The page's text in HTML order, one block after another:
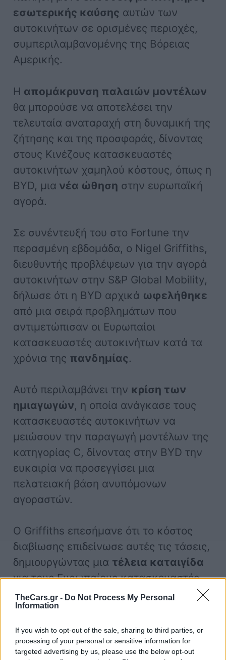
TheCars.gr - Do Not Process My Personal
Information
If you wish to opt-out of the sale, sharing to third parties, or
processing of your personal or sensitive information for
targeted advertising by us, please use the below opt-out
εσωτερικής καύσης αυτών των
αυτοκινήτων σε ορισμένες περιοχές,
συμπεριλαμβανομένης της Βόρειας
Αμερικής.
Η απομάκρυνση παλαιών μοντέλων
θα μπορούσε να αποτελέσει την
τελευταία αναταραχή στη δυναμική της
ζήτησης και της προσφοράς, δίνοντας
στους Κινέζους κατασκευαστές
αυτοκινήτων χαμηλού κόστους, όπως η
BYD, μια νέα ώθηση στην ευρωπαϊκή
αγορά.
Σε συνέντευξή του στο Fortune την
περασμένη εβδομάδα, ο Nigel Griffiths,
διευθυντής προβλέψεων για την αγορά
αυτοκινήτων στην S&P Global Mobility,
δήλωσε ότι η BYD αρχικά ωφελήθηκε
από μια σειρά προβλημάτων που
αντιμετώπισαν οι Ευρωπαίοι
κατασκευαστές αυτοκινήτων κατά τα
χρόνια της πανδημίας.
Αυτό περιλαμβάνει την κρίση των
ημιαγωγών, η οποία ανάγκασε τους
κατασκευαστές αυτοκινήτων να
μειώσουν την παραγωγή μοντέλων της
κατηγορίας C, δίνοντας στην BYD την
ευκαιρία να προσεγγίσει μια
πελατειακή βάση ανυπόμονων
αγοραστών.
Ο Griffiths επεσήμανε ότι το κόστος
διαβίωσης επιδείνωσε αυτές τις τάσεις,
δημιουργώντας μια τέλεια καταιγίδα
για τους Ευρωπαίους κατασκευαστές
αυτοκινήτων.
«Τα μικρομεσαία SUV και ούτω
καθεξής, πωλούνται μεσημαντικές
εκπτώσειςστους Ευρωπαίους